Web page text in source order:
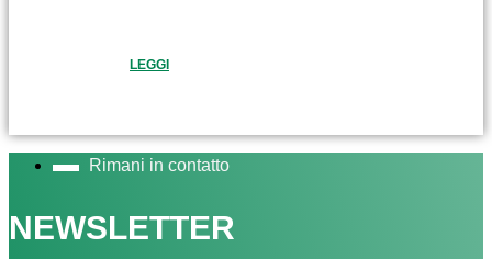
LEGGI
Rimani in contatto
NEWSLETTER